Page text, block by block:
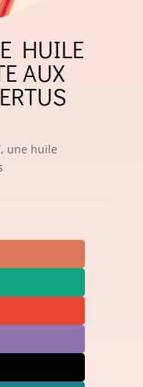
HUILE
AUX
une huile